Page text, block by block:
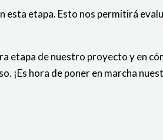
etapa. Esto nos permitirá
etapa de nuestro proyecto y en
hora de poner en marcha